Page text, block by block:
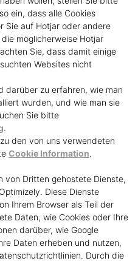
ein, dass alle Cookies
Sie auf Hotjar oder andere
möglicherweise Hotjar
Sie, dass damit einige
Websites nicht
darüber zu erfahren, wie man
wurden, und wie man sie
Sie bitte
.
den von uns verwendeten
Cookie Information.
von Dritten gehostete Dienste,
Diese Dienste
Ihrem Browser als Teil der
Daten, wie Cookies oder Ihre
darüber, wie Google
Daten erheben und nutzen,
Durch die